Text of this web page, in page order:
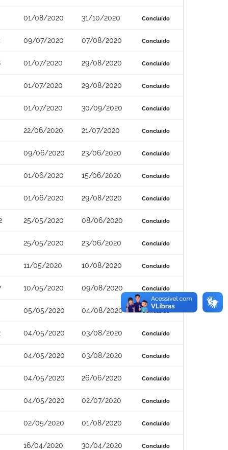
01/08/2020 31/10/2020 Concluído
09/07/2020 07/08/2020 Concluído
01/07/2020 29/08/2020 Concluído
01/07/2020 29/08/2020 Concluído
01/07/2020 30/09/2020 Concluído
22/06/2020 21/07/2020 Concluído
09/06/2020 23/06/2020 Concluído
01/06/2020 15/06/2020 Concluído
01/06/2020 29/08/2020 Concluído
25/05/2020 08/06/2020 Concluído
25/05/2020 23/06/2020 Concluído
11/05/2020 10/08/2020 Concluído
10/05/2020 09/08/2020 Concluído
05/05/2020 04/08/2020 Concluído
04/05/2020 03/08/2020 Concluído
04/05/2020 03/08/2020 Concluído
04/05/2020 26/06/2020 Concluído
04/05/2020 02/07/2020 Concluído
02/05/2020 01/08/2020 Concluído
16/04/2020 30/04/2020 Concluído